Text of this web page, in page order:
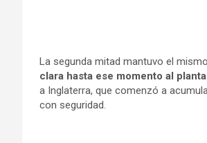
La segunda mitad mantuvo el
clara hasta ese momento al
a Inglaterra, que comenzó a
con seguridad.